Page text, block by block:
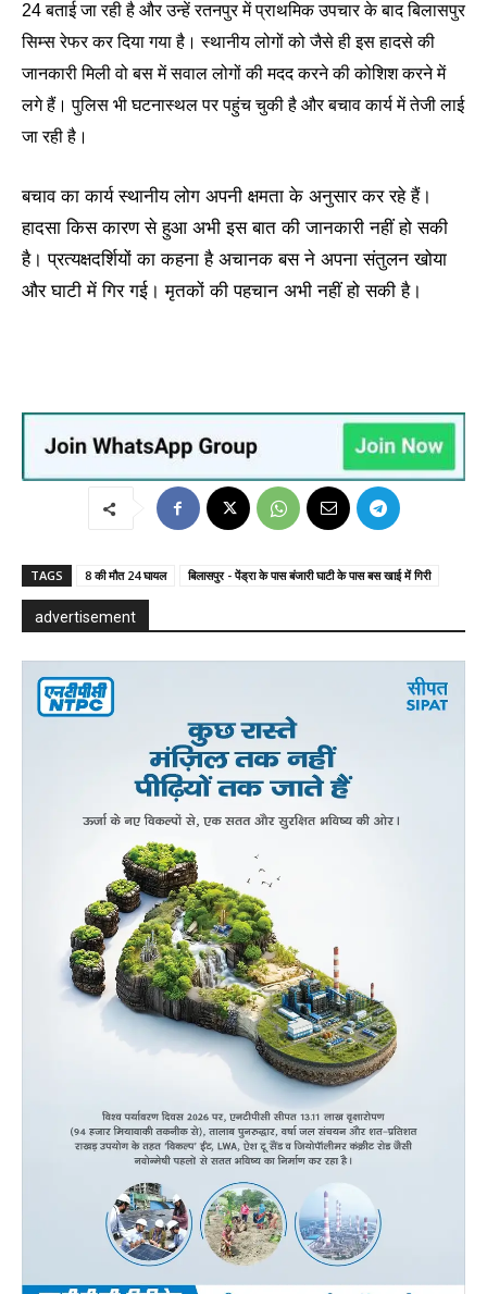
24 बताई जा रही है और उन्‍हें रतनपुर में प्राथमिक उपचार के बाद बिलासपुर
सिम्स रेफर कर दिया गया है। स्‍थानीय लोगों को जैसे ही इस हादसे की
जानकारी मिली वो बस में सवाल लोगों की मदद करने की कोशिश करने में
लगे हैं। पुलिस भी घटनास्‍थल पर पहुंच चुकी है और बचाव कार्य में तेजी लाई
जा रही है।
बचाव का कार्य स्‍थानीय लोग अपनी क्षमता के अनुसार कर रहे हैं।
हादसा किस कारण से हुआ अभी इस बात की जानकारी नहीं हो सकी
है। प्रत्‍यक्षदर्शियों का कहना है अचानक बस ने अपना संतुलन खोया
और घाटी में गिर गई। मृतकों की पहचान अभी नहीं हो सकी है।
TAGS 8 की मौत 24 घायल बिलासपुर - पेंड्रा के पास बंजारी घाटी के पास बस खाई में गिरी
advertisement